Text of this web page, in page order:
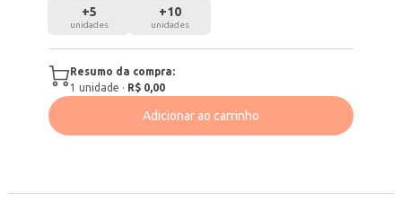
+5
unidades
+10
unidades
Resumo da compra:
1 unidade · R$ 0,00
Adicionar ao carrinho